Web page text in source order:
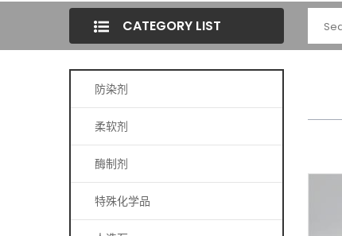
CATEGORY LIST
防染剂
柔软剂
酶制剂
特殊化学品